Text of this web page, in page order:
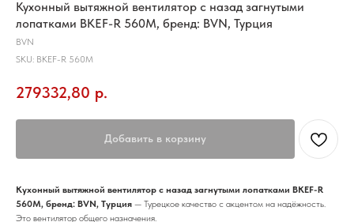
Кухонный вытяжной вентилятор с назад загнутыми
лопатками BKEF-R 560M, бренд: BVN, Турция
BVN
SKU: BKEF-R 560M
279332,80 р.
Добавить в корзину
Кухонный вытяжной вентилятор с назад загнутыми лопатками BKEF-R
560M, бренд: BVN, Турция — Турецкое качество с акцентом на надёжность.
Это вентилятор общего назначения.